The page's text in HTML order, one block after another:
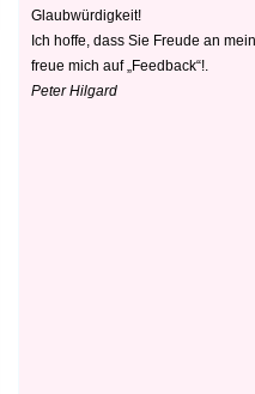
Glaubwürdigkeit!
Ich hoffe, dass Sie Freude an
freue mich auf „Feedback“!.
Peter Hilgard